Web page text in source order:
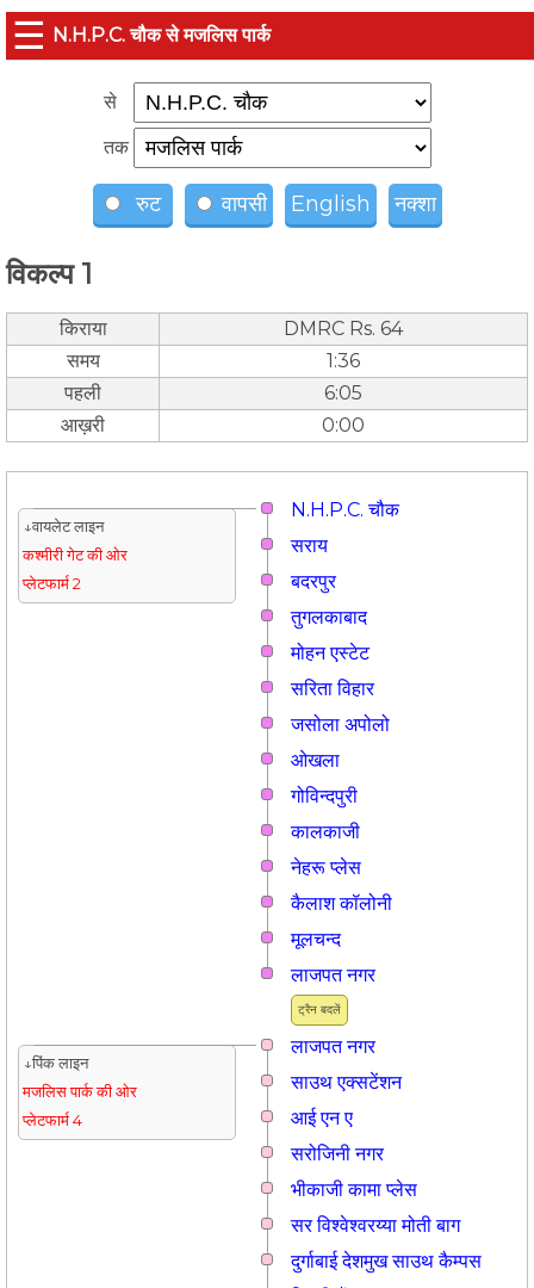
☰ N.H.P.C. चौक से मजलिस पार्क
से
तक
रुट वापसी English नक्शा
विकल्प 1
किराया
DMRC Rs. 64
समय
1:36
पहली
6:05
आख़री
0:00
N.H.P.C. चौक
↓वायलेट लाइन
कश्मीरी गेट की ओर
प्लेटफार्म 2
सराय
बदरपुर
तुगलकाबाद
मोहन एस्टेट
सरिता विहार
जसोला अपोलो
ओखला
गोविन्दपुरी
कालकाजी
नेहरू प्लेस
कैलाश कॉलोनी
मूलचन्द
ट्रैन बदलें
लाजपत नगर
लाजपत नगर
↓पिंक लाइन
मजलिस पार्क की ओर
प्लेटफार्म 4
साउथ एक्सटेंशन
आई एन ए
सरोजिनी नगर
भीकाजी कामा प्लेस
सर विश्वेश्वरय्या मोती बाग
दुर्गाबाई देशमुख साउथ कैम्पस